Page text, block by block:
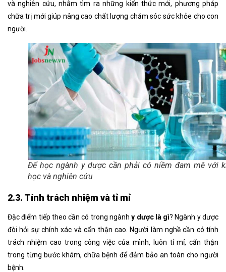
và nghiên cứu, nhằm tìm ra những kiến thức mới, phương pháp
chữa trị mới giúp nâng cao chất lượng chăm sóc sức khỏe cho con
người.
Để học ngành y dược cần phải có niềm đam mê với
học và nghiên cứu
2.3. Tính trách nhiệm và tỉ mỉ
Đặc điểm tiếp theo cần có trong ngànhy dược là gì? Ngành y dược
đòi hỏi sự chính xác và cẩn thận cao. Người làm nghề cần có tính
trách nhiệm cao trong công việc của mình, luôn tỉ mỉ, cẩn thận
trong từng bước khám, chữa bệnh để đảm bảo an toàn cho người
bệnh.